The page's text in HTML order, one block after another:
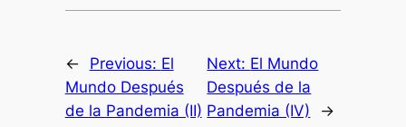
← Previous: El
Mundo Después
de la Pandemia (II)
Next: El Mundo
Después de la
Pandemia (IV)
→